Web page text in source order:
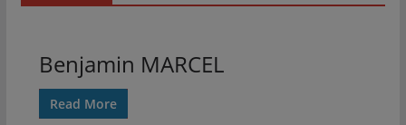
Benjamin MARCEL
Read More